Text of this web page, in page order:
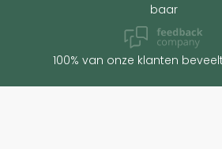
baar
100% van onze klanten